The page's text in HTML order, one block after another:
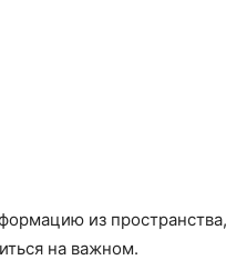
из пространства,
на важном.